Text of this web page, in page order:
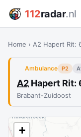
112radar.nl
Home › A2 Hapert Rit:
Ambulance P2
A2 Hapert Rit:
Brabant-Zuidoost
+